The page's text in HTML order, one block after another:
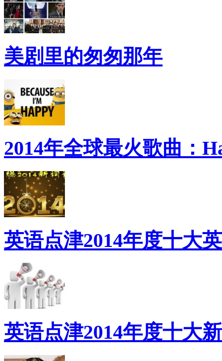
美剧里的匆匆那年
2014年全球最火歌曲：
英语点津2014年度十大
英语点津2014年度十大